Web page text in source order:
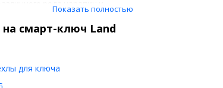
ключ зажиганиястановится
неприятность
с другими предметами, или
полностью закрывает
Показать полностью
смарт-ключ Land
для ключа